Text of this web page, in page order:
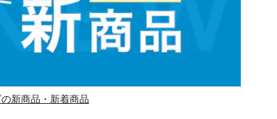
新商品・新着商品